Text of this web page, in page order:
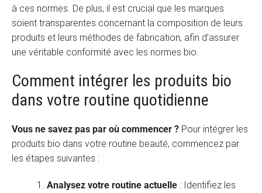
à ces normes. De plus, il est crucial que les marques
soient transparentes concernant la composition de leurs
produits et leurs méthodes de fabrication, afin d’assurer
une véritable conformité avec les normes bio.
Comment intégrer les produits bio
dans votre routine quotidienne
Vous ne savez pas par où commencer ? Pour intégrer les
produits bio dans votre routine beauté, commencez par
les étapes suivantes :
Analysez votre routine actuelle : Identifiez les